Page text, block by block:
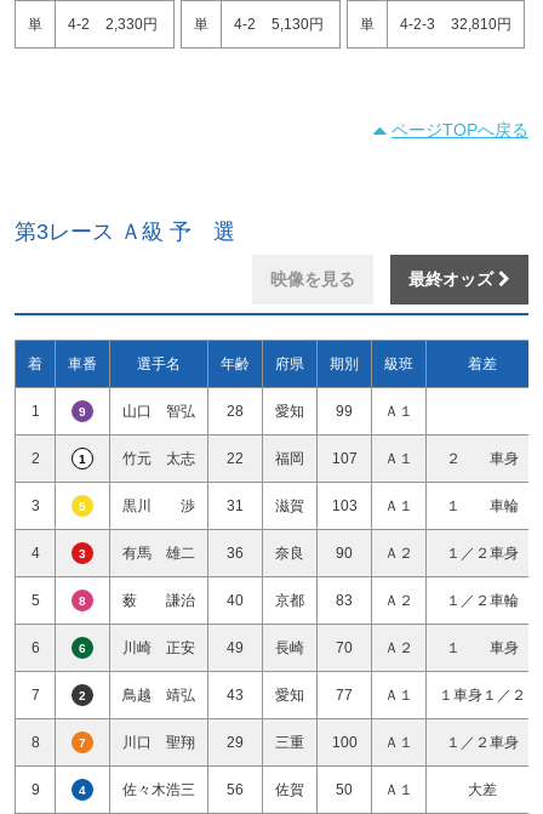
単 4-2 2,330円 単 4-2 5,130円 単 4-2-3 32,810円
ページTOPへ戻る
第3レース Ａ級 予 選
映像を見る 最終オッズ
着 車番 選手名 年齢 府県 期別 級班 着差
1 9 山口 智弘 28 愛知 99 Ａ１
2 1 竹元 太志 22 福岡 107 Ａ１ ２ 車身
3 5 黒川 渉 31 滋賀 103 Ａ１ １ 車輪
4 3 有馬 雄二 36 奈良 90 Ａ２ １／２車身
5 8 薮 謙治 40 京都 83 Ａ２ １／２車輪
6 6 川崎 正安 49 長崎 70 Ａ２ １ 車身
7 2 鳥越 靖弘 43 愛知 77 Ａ１ １車身１／２
8 7 川口 聖翔 29 三重 100 Ａ１ １／２車身
9 4 佐々木浩三 56 佐賀 50 Ａ１ 大差